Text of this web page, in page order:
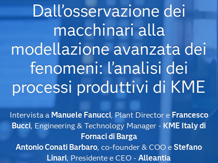
Dall’osservazione dei
macchinari alla
modellazione avanzata dei
fenomeni: l’analisi dei
processi produttivi di KME
Intervista a Manuele Fanucci, Plant Director e Francesco
Bucci, Engineering & Technology Manager - KME Italy di
Fornaci di Barga
Antonio Conati Barbaro, co-founder & COO eStefano
Linari, Presidente e CEO -Alleantia